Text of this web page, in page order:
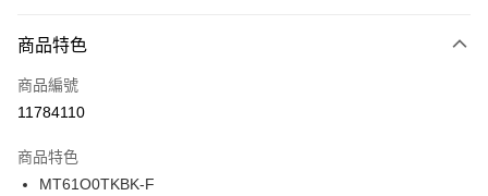
３．安心：先確認商品／服務後，再付款。
【「AFTEE先享後付」結帳流程】
１．於結帳方式選擇「AFTEE先享後付」後，將跳轉至「AFTEE先享後付」
２．訂單成立數日內，您將收到繳費通知簡訊。
３．收到繳費通知簡訊後14天內，點擊此簡訊中的連結，可透過四大超商／
ATM／網路銀行／等多元方式進行付款，方視為交易完成。
每筆NT$100，滿NT$1,500(含以上)免運費
宅配
每筆NT$100，滿NT$1,500(含以上)免運費
付款後門市自取
每筆NT$100，滿NT$1,500(含以上)免運費
商品特色
商品編號
11784110
商品特色
MT61O0TKBK-F